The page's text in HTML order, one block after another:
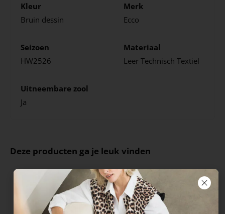
Kleur
Bruin dessin
Merk
Ecco
Seizoen
HW2526
Materiaal
Leer Technisch Textiel
Uitneembare zool
Ja
Deze producten ga je leuk vinden